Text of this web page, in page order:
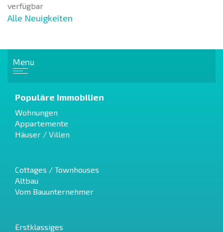
verfügbar
Alle Neuigkeiten
Menu
Populäre Immobilien
Wohnungen
Appartemente
Häuser / Villen
Cottages / Townhouses
Altbau
Vom Bauunternehmer
Erstklassiges